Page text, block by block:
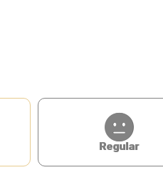
Regular